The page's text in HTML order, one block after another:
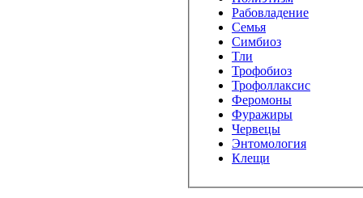
Рабовладение
Семья
Симбиоз
Тли
Трофобиоз
Трофоллаксис
Феромоны
Фуражиры
Червецы
Энтомология
Клещи